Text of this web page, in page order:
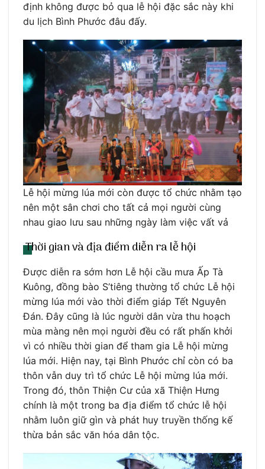
định không được bỏ qua lễ hội đặc sắc này khi
du lịch Bình Phước đâu đấy.
Lễ hội mừng lúa mới còn được tổ chức nhằm tạo
nên một sân chơi cho tất cả mọi người cùng
nhau giao lưu sau những ngày làm việc vất vả
Thời gian và địa điểm diễn ra lễ hội
Được diễn ra sớm hơn Lễ hội cầu mưa Ấp Tà
Kuông, đồng bào S’tiêng thường tổ chức Lễ hội
mừng lúa mới vào thời điểm giáp Tết Nguyên
Đán. Đây cũng là lúc người dân vừa thu hoạch
mùa màng nên mọi người đều có rất phấn khởi
vì có nhiều thời gian để tham gia Lễ hội mừng
lúa mới. Hiện nay, tại Bình Phước chỉ còn có ba
thôn vẫn duy trì tổ chức Lễ hội mừng lúa mới.
Trong đó, thôn Thiện Cư của xã Thiện Hưng
chính là một trong ba địa điểm tổ chức lễ hội
nhằm luôn giữ gìn và phát huy truyền thống kế
thừa bản sắc văn hóa dân tộc.